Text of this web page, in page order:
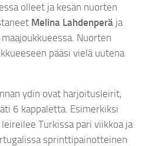
olleet ja kesän nuorten
Melina Lahdenperä ja
Nuorten
pääsi vielä uutena
ydin ovat harjoitusleirit,
6 kappaletta. Esimerkiksi
Turkissa pari viikkoa ja
sprinttipainotteinen